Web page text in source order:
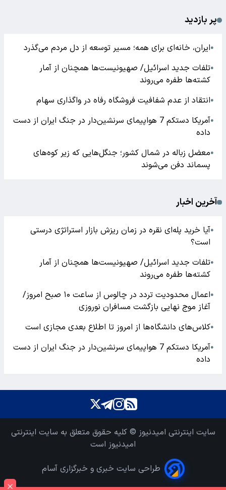
پر بازدید
●ایران، خانه‌ای برای همه؛ مسیر توسعه از دل مردم می‌گذرد
●تلفات جدید اسرائیل/ صهیونیست‌ها همچنان از آمار
کشته‌ها طفره می‌روند
●انتقاد از عدم شفافیت فروشگاه رفاه در واگذاری سهام
●
آمریکا دستکم 7 هواپیمای سرنشین‌دار در جنگ ایران از دست
داده
●معضل زباله در شمال کشور؛ جنگل‌هایی که زیر کوه‌های
پسماند دفن می‌شوند
آخرین اخبار
●آیا خرید پله‌ای نقره در زمان ریزش بازار استراتژی درستی
است؟
●تلفات جدید اسرائیل/ صهیونیست‌ها همچنان از آمار
کشته‌ها طفره می‌روند
●
اعمال محدودیت تردد در چالوس از ساعت ۱۰ صبح امروز/
آغاز موج نهایی بازگشت مسافران نوروزی
●کلاس‌های دانشگاه‌ها از امروز تا اطلاع بعدی مجازی است
●
آمریکا دستکم 7 هواپیمای سرنشین‌دار در جنگ ایران از دست
داده
سایت اینترنتی امیدنیوز © کلیه حقوق متعلق به سایت اینترنتی
امیدنیوز است
طراحی سایت خبری و خبرگزاری آسام